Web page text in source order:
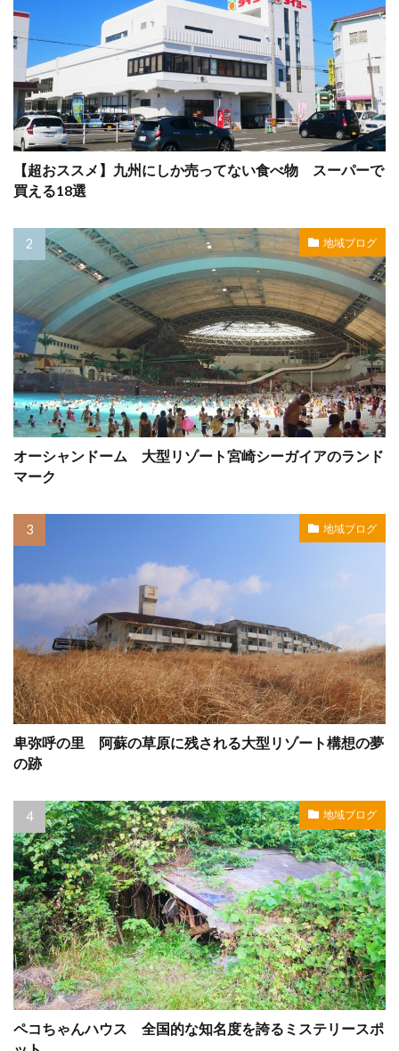
【超おススメ】九州にしか売ってない食べ物 スーパーで
買える18選
地域ブログ
オーシャンドーム 大型リゾート宮崎シーガイアのランド
マーク
地域ブログ
卑弥呼の里 阿蘇の草原に残される大型リゾート構想の夢
の跡
地域ブログ
ペコちゃんハウス 全国的な知名度を誇るミステリースポ